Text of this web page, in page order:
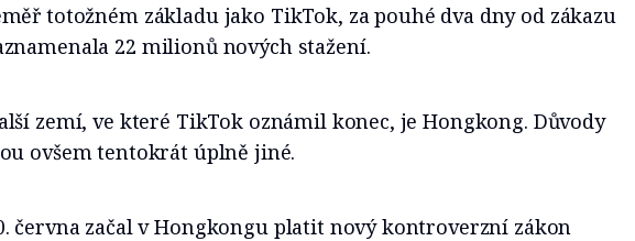
totožném základu jako TikTok, za pouhé dva dny od zákazu
22 milionů nových stažení.
zemí, ve které TikTok oznámil konec, je Hongkong. Důvody
ovšem tentokrát úplně jiné.
června začal v Hongkongu platit nový kontroverzní zákon